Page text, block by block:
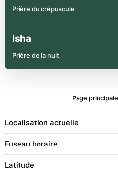
Prière du crépuscule
Isha
Prière de la nuit
Page principale
Localisation actuelle
Fuseau horaire
Latitude